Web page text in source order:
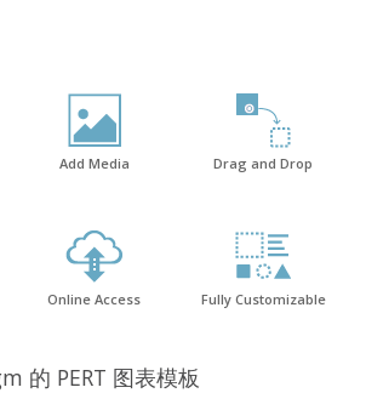
Add Media Drag and Drop
Online Access Fully Customizable
的 PERT 图表模板